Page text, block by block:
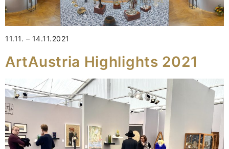
11.11. – 14.11.2021
ArtAustria Highlights 2021